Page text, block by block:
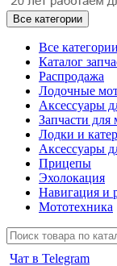
Все категории
Все категории
Каталог
Распродажа
Лодочные
Аксессуары
Запчасти для
Лодки и
Аксессуары
Прицепы
Эхолокация
Навигация и
Мототехника
Чат в Telegram